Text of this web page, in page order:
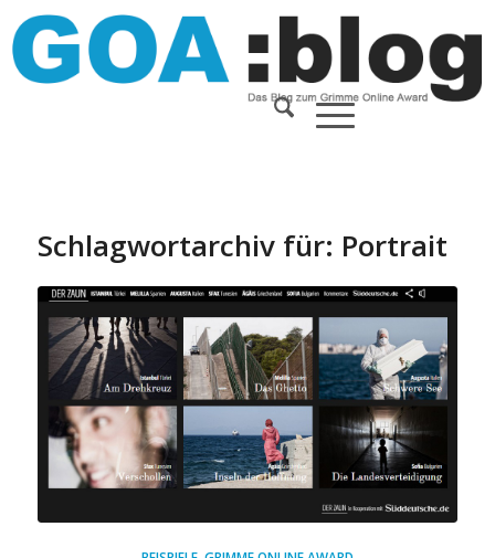
Schlagwortarchiv für: Portrait